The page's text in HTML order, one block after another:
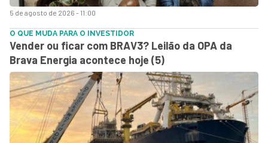
5 de agosto de 2026 - 11:00
O QUE MUDA PARA O INVESTIDOR
Vender ou ficar com BRAV3? Leilão da OPA da
Brava Energia acontece hoje (5)